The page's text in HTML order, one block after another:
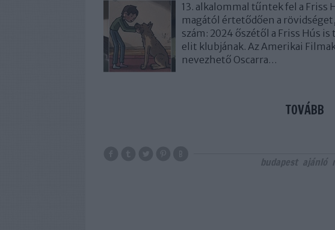
13. alkalommal tűntek fel a Friss
magától értetődően a
szám: 2024 őszétől a Friss Hús
elit klubjának. Az Amerikai
nevezhető Oscarra…
TOVÁBB
budapest ajánló